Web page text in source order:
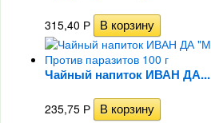
315,40 Р
Чайный напиток ИВАН ДА...
235,75 Р